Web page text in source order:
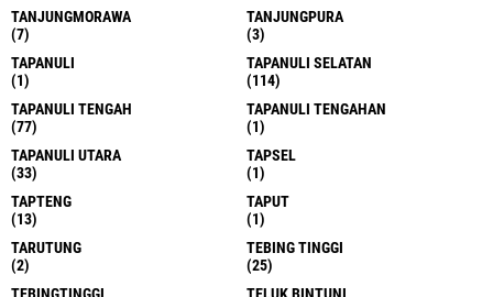
TANJUNGMORAWA
(7)
TANJUNGPURA
(3)
TAPANULI
(1)
TAPANULI SELATAN
(114)
TAPANULI TENGAH
(77)
TAPANULI TENGAHAN
(1)
TAPANULI UTARA
(33)
TAPSEL
(1)
TAPTENG
(13)
TAPUT
(1)
TARUTUNG
(2)
TEBING TINGGI
(25)